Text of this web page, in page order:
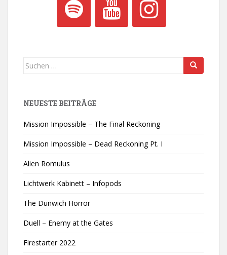
Suchen
NEUESTE BEITRÄGE
Mission Impossible – The Final Reckoning
Mission Impossible – Dead Reckoning Pt. I
Alien Romulus
Lichtwerk Kabinett – Infopods
The Dunwich Horror
Duell – Enemy at the Gates
Firestarter 2022